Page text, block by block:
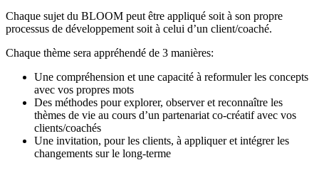
Chaque sujet du BLOOM peut être appliqué soit à son propre
processus de développement soit à celui d’un client/coaché.
Chaque thème sera appréhendé de 3 manières:
Une compréhension et une capacité à reformuler les concepts
avec vos propres mots
Des méthodes pour explorer, observer et reconnaître les
thèmes de vie au cours d’un partenariat co-créatif avec vos
clients/coachés
Une invitation, pour les clients, à appliquer et intégrer les
changements sur le long-terme